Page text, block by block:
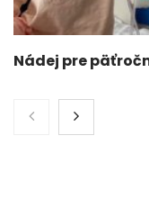
Nádej pre